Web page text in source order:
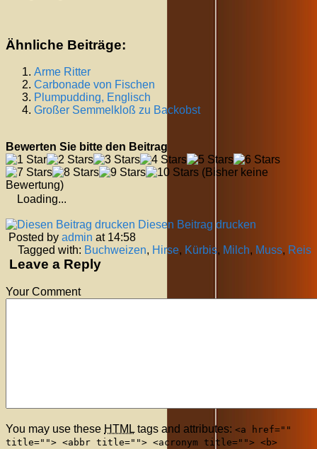
Ähnliche Beiträge:
Arme Ritter
Carbonade von Fischen
Plumpudding, Englisch
Großer Semmelkloß zu Backobst
Bewerten Sie bitte den Beitrag
(Bisher keine
Bewertung)
Loading...
Diesen Beitrag drucken
Posted by admin at 14:58
Tagged with: Buchweizen, Hirse, Kürbis, Milch, Muss, Reis
Leave a Reply
Your Comment
You may use these HTML tags and attributes: <a href=""
title=""> <abbr title=""> <acronym title=""> <b>